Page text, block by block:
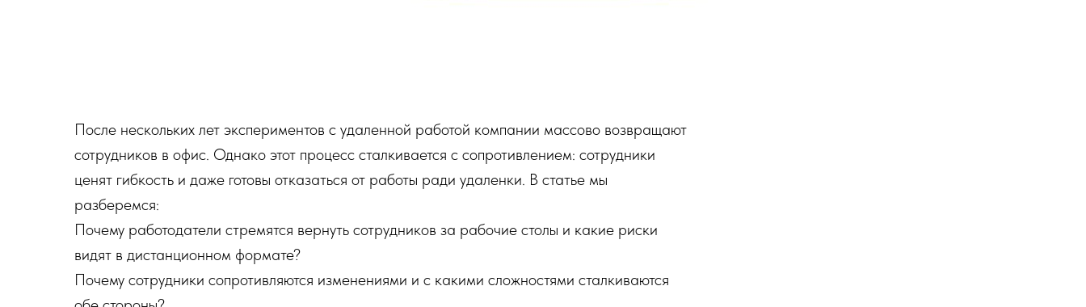
После нескольких лет экспериментов с удаленной работой компании массово возвращают
сотрудников в офис. Однако этот процесс сталкивается с сопротивлением: сотрудники
ценят гибкость и даже готовы отказаться от работы ради удаленки. В статье мы
разберемся:
Почему работодатели стремятся вернуть сотрудников за рабочие столы и какие риски
видят в дистанционном формате?
Почему сотрудники сопротивляются изменениями и с какими сложностями сталкиваются